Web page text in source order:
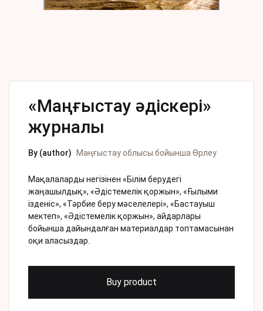
«Маңғыстау әдіскері»
журналы
By (author) Маңғыстау облысы бойынша Өрлеу
Мақалаларды негізінен «Білім берудегі
жаңашылдық», «Әдістемелік қоржын», «Ғылыми
ізденіс», «Тәрбие беру мәселелері», «Бастауыш
мектеп», «Әдістемелік қоржын», айдарлары
бойынша дайындалған материалдар топтамасынан
оқи аласыздар.
Buy product